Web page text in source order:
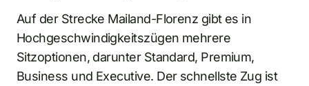
Auf der Strecke Mailand-Florenz gibt es in
Hochgeschwindigkeitszügen mehrere
Sitzoptionen, darunter Standard, Premium,
Business und Executive. Der schnellste Zug ist